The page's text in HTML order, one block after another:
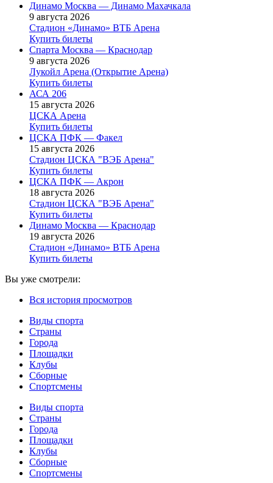
Динамо Москва — Динамо Махачкала
9 августа 2026
Стадион «Динамо» ВТБ Арена
Купить билеты
Спарта Москва — Краснодар
9 августа 2026
Лукойл Арена (Открытие Арена)
Купить билеты
АСА 206
15 августа 2026
ЦСКА Арена
Купить билеты
ЦСКА ПФК — Факел
15 августа 2026
Стадион ЦСКА "ВЭБ Арена"
Купить билеты
ЦСКА ПФК — Акрон
18 августа 2026
Стадион ЦСКА "ВЭБ Арена"
Купить билеты
Динамо Москва — Краснодар
19 августа 2026
Стадион «Динамо» ВТБ Арена
Купить билеты
Вы уже смотрели:
Вся история просмотров
Виды спорта
Страны
Города
Площадки
Клубы
Сборные
Спортсмены
Виды спорта
Страны
Города
Площадки
Клубы
Сборные
Спортсмены